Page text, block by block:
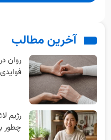
آخرین مطالب
روان‌
چطور